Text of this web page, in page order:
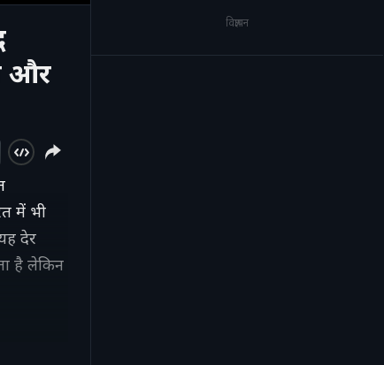
और
में भी
देर
है लेकिन
विज्ञापन